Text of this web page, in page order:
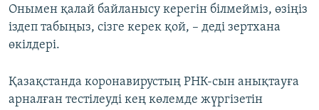
Онымен қалай байланысу керегін білмейміз, өзіңіз
іздеп табыңыз, сізге керек қой, – деді зертхана
өкілдері.
Қазақстанда коронавирустың РНК-сын анықтауға
арналған тестілеуді кең көлемде жүргізетін